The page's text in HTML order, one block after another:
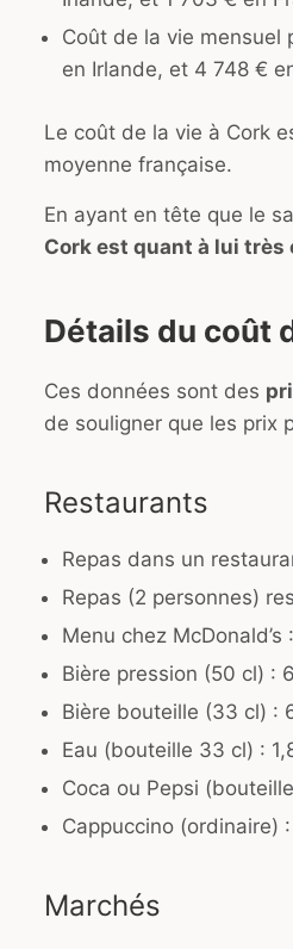
Coût de la vie mensuel
en Irlande, et 4 748 €
Le coût de la vie à Cork
moyenne française.
En ayant en tête que le
Cork est quant à lui très
Détails du coût
Ces données sont des
de souligner que les prix
Restaurants
Repas dans un
Repas (2 personnes)
Menu chez McDonald’s
Bière pression (50 cl) :
Bière bouteille (33 cl) :
Eau (bouteille 33 cl) :
Coca ou Pepsi
Cappuccino (ordinaire)
Marchés